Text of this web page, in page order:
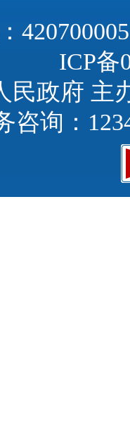
ICP备
民政府 主
咨询：